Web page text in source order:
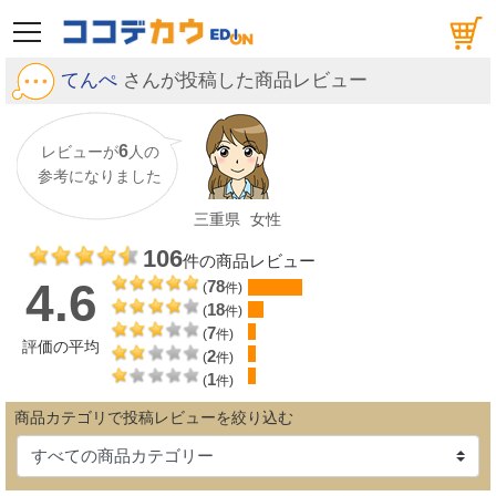
メニュー
てんぺ さんが投稿した商品レビュー
レビューが6人の
参考になりました
三重県 女性
106件の商品レビュー
4.6
評価の平均
(78件)
(18件)
(7件)
(2件)
(1件)
商品カテゴリで投稿レビューを絞り込む